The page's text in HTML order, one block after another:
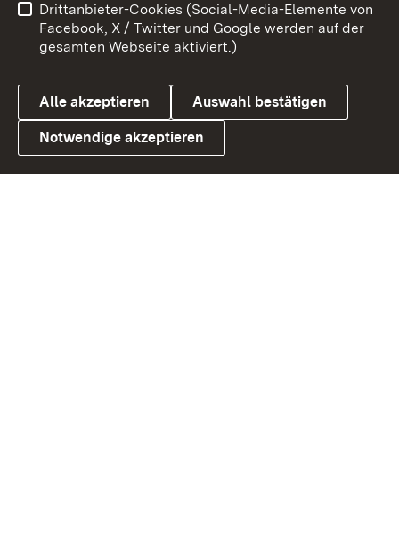
Link zum Landesportal
Benutzungshinweise
Barrierefreiheit
Datenschutz
Cookies
Drittanbieter-Cookies (Social-Media-Elemente von
Facebook, X / Twitter und Google werden auf der
gesamten Webseite aktiviert.)
Alle akzeptieren Auswahl bestätigen
Notwendige akzeptieren